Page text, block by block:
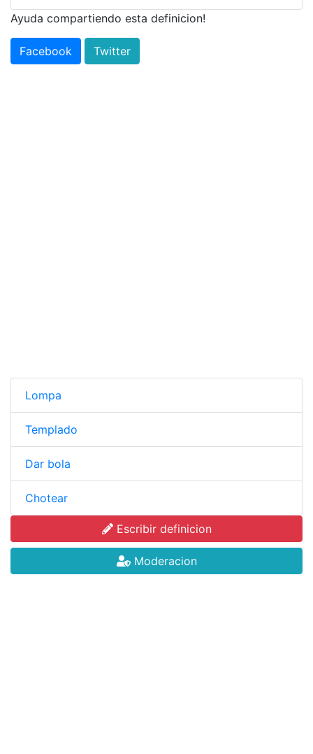
Ayuda compartiendo esta definicion!
Facebook Twitter
Lompa
Templado
Dar bola
Chotear
Escribir definicion
Moderacion